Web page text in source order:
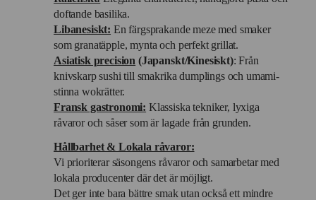
doftande basilika.
Libanesiskt: En färgsprakande meze med smaker
som granatäpple, mynta och perfekt grillat.
Asiatisk precision (Japanskt/Kinesiskt): Från
knivskarp sushi till smakrika dumplings och umami-
stinna wokrätter.
Fransk gastronomi: Klassiska tekniker, lyxiga
råvaror och såser som är lagade från grunden.
Hållbarhet & Lokala råvaror:
Vi prioriterar säsongens råvaror och samarbetar med
lokala producenter där det är möjligt.
Det ger inte bara bättre smak utan också ett mindre